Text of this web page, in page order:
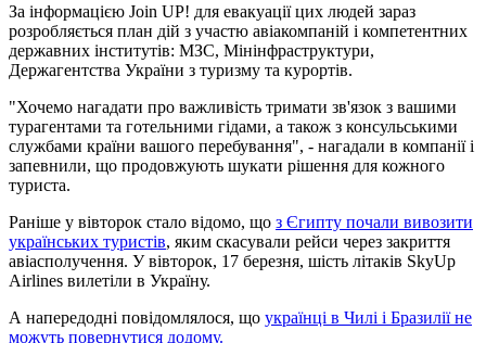
За інформацією Join UP! для евакуації цих людей зараз
розробляється план дій з участю авіакомпаній і компетентних
державних інститутів: МЗС, Мінінфраструктури,
Держагентства України з туризму та курортів.
"Хочемо нагадати про важливість тримати зв'язок з вашими
турагентами та готельними гідами, а також з консульськими
службами країни вашого перебування", - нагадали в компанії і
запевнили, що продовжують шукати рішення для кожного
туриста.
Раніше у вівторок стало відомо, що з Єгипту почали вивозити
українських туристів, яким скасували рейси через закриття
авіасполучення. У вівторок, 17 березня, шість літаків SkyUp
Airlines вилетіли в Україну.
А напередодні повідомлялося, що українці в Чилі і Бразилії не
можуть повернутися додому.